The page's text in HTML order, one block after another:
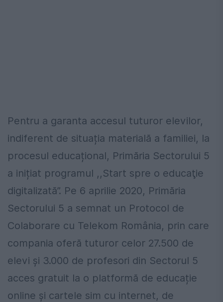
Pentru a garanta accesul tuturor elevilor,
indiferent de situația materială a familiei, la
procesul educațional, Primăria Sectorului 5
a inițiat programul ,,Start spre o educaţie
digitalizată”. Pe 6 aprilie 2020, Primăria
Sectorului 5 a semnat un Protocol de
Colaborare cu Telekom România, prin care
compania oferă tuturor celor 27.500 de
elevi și 3.000 de profesori din Sectorul 5
acces gratuit la o platformă de educație
online și cartele sim cu internet, de